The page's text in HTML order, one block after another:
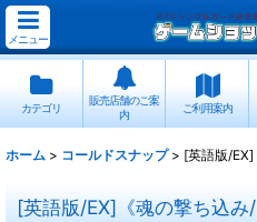
メニュー
カテゴリ
販売店舗のご案
内
ご利用案内
ホーム > コールドスナップ > [英語版/
[英語版/EX]《魂の撃ち込